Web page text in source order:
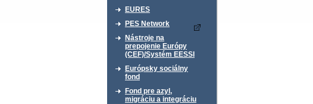
EURES
PES Network
Nástroje na
prepojenie Európy
(CEF)/Systém EESSI
Európsky sociálny
fond
Fond pre azyl,
migráciu a integráciu